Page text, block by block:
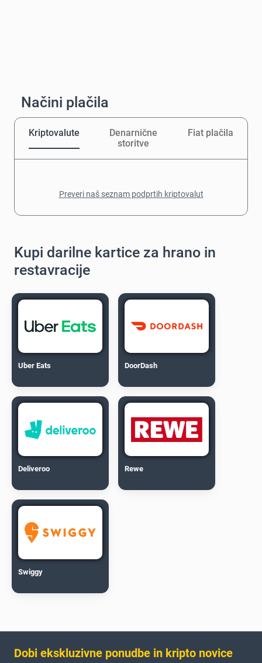
Načini plačila
Kriptovalute
Denarnične
storitve
Fiat plačila
Preveri naš seznam podprtih kriptovalut
Kupi darilne kartice za hrano in
restavracije
Uber Eats DoorDash
Deliveroo Rewe
Swiggy
Dobi ekskluzivne ponudbe in kripto novice